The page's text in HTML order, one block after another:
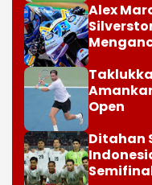
Alex
Open
Ditahan